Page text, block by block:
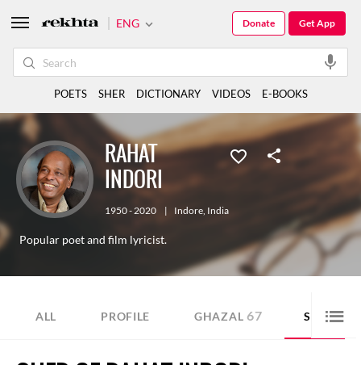
RAHAT
INDORI
1950 - 2020 | Indore, India
Popular poet and film lyricist.
ALL PROFILE GHAZAL 67 SHER 46
ENG Get App
Donate
POETS SHER DICTIONARY VIDEOS E-BOOKS